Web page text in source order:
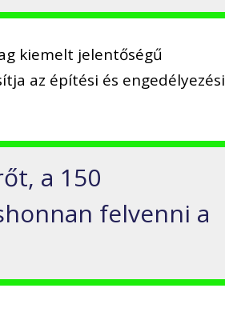
kiemelt jelentőségű
az építési és engedélyezési
a 150
felvenni a